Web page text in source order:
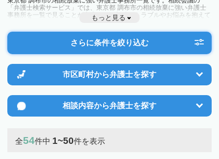
「弁護士検索サービス」では、東京都 調布市の相続放棄に強い弁護士
事務所を一覧で見ることが出来ます。相続のトラブルやお悩みを抱えて
いる方は一度近隣の弁護士に相談してみましょう。
もっと見る
さらに条件を絞り込む
市区町村から弁護士を探す
相談内容から弁護士を探す
全54件中 1~50件を表示